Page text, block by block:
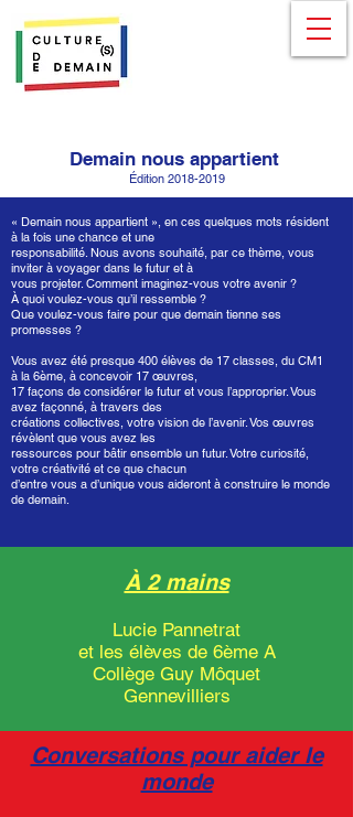
Demain nous appartient
Édition 2018-2019
« Demain nous appartient », en ces quelques mots résident
à la fois une chance et une
responsabilité. Nous avons souhaité, par ce thème, vous
inviter à voyager dans le futur et à
vous projeter. Comment imaginez-vous votre avenir ?
À quoi voulez-vous qu’il ressemble ?
Que voulez-vous faire pour que demain tienne ses
promesses ?
Vous avez été presque 400 élèves de 17 classes, du CM1
à la 6ème, à concevoir 17 œuvres,
17 façons de considérer le futur et vous l’approprier. Vous
avez façonné, à travers des
créations collectives, votre vision de l’avenir. Vos œuvres
révèlent que vous avez les
ressources pour bâtir ensemble un futur. Votre curiosité,
votre créativité et ce que chacun
d’entre vous a d’unique vous aideront à construire le monde
de demain.
À 2 mains
Lucie Pannetrat
et les élèves de 6ème A
Collège Guy Môquet
Gennevilliers
Conversations pour aider le
monde